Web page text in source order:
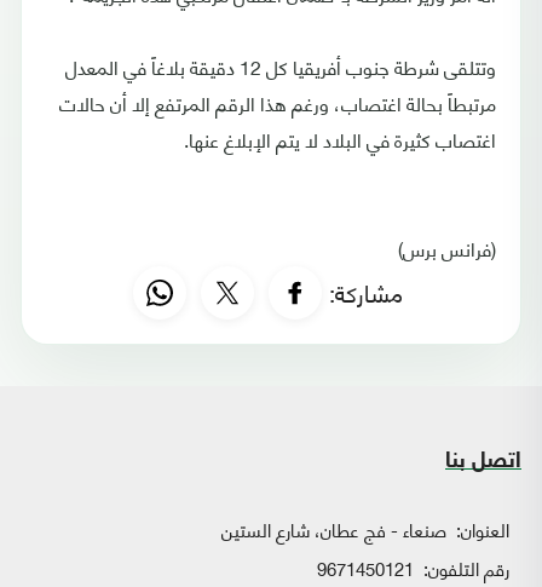
وتتلقى شرطة جنوب أفريقيا كل 12 دقيقة بلاغاً في المعدل
مرتبطاً بحالة اغتصاب، ورغم هذا الرقم المرتفع إلا أن حالات
اغتصاب كثيرة في البلاد لا يتم الإبلاغ عنها.
(فرانس برس)
مشاركة:
اتصل بنا
العنوان: صنعاء - فج عطان، شارع الستين
رقم التلفون: 9671450121